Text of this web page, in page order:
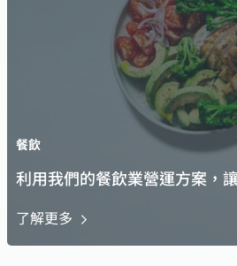
餐飲
利用我們的餐飲業營運方案，
了解更多